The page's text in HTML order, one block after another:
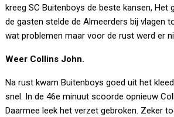
kreeg SC Buitenboys de beste kansen, Het
de gasten stelde de Almeerders bij vlagen
wat problemen maar voor de rust werd er
Weer Collins John.
Na rust kwam Buitenboys goed uit het
snel. In de 46e minuut scoorde opnieuw
Daarmee leek het verzet gebroken. Zeker